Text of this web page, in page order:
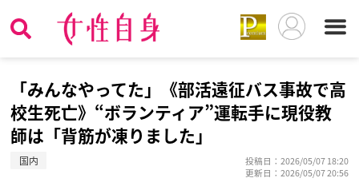
「みんなやってた」《部活遠征バス事故で高
校生死亡》“ボランティア”運転手に現役教
師は「背筋が凍りました」
国内
投稿日：2026/05/07 18:20
更新日：2026/05/07 20:56